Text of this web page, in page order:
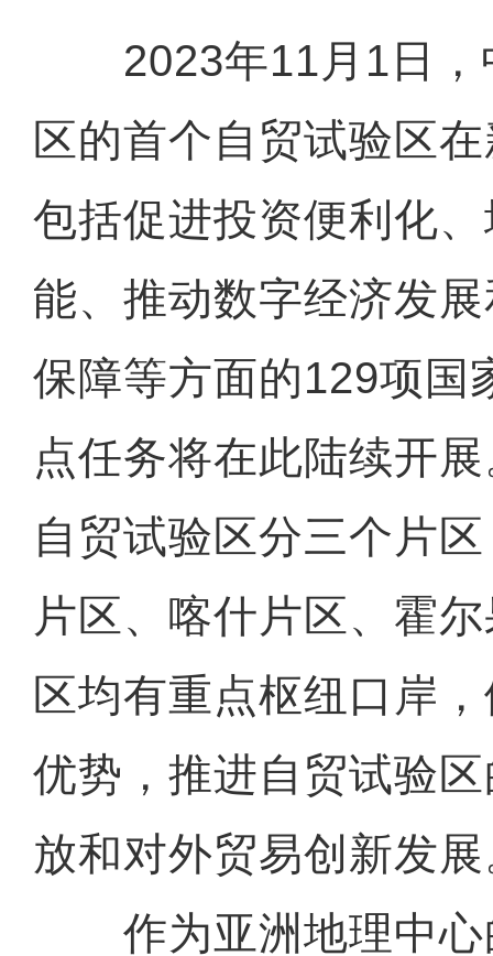
2023年11月1日，
区的首个自贸试验区
包括促进投资便利化
能、推动数字经济发
保障等方面的129项国
点任务将在此陆续开
自贸试验区分三个片
片区、喀什片区、霍
区均有重点枢纽口岸
优势，推进自贸试验
放和对外贸易创新发
作为亚洲地理中心